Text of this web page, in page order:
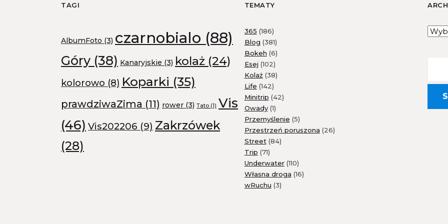
TAGI
AlbumFoto (3) czarnobialo (88)
Góry (38) Kanaryjskie (3) kolaż (24)
kolorowo (8) Koparki (35)
prawdziwaZima (11) rower (3) Tato (1) Vis
(46) Vis202206 (9) Zakrzówek
(28)
TEMATY
365 (186)
Blog (381)
Bokeh (6)
Esej (102)
Kolaż(38)
Life (142)
Minitrip (42)
Owady(1)
Przemyślenie (5)
Przestrzeń poruszona (26)
Street (84)
Trip (71)
Underwater(110)
Własna droga (16)
wRuchu (3)